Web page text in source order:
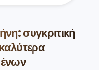
συγκριτική